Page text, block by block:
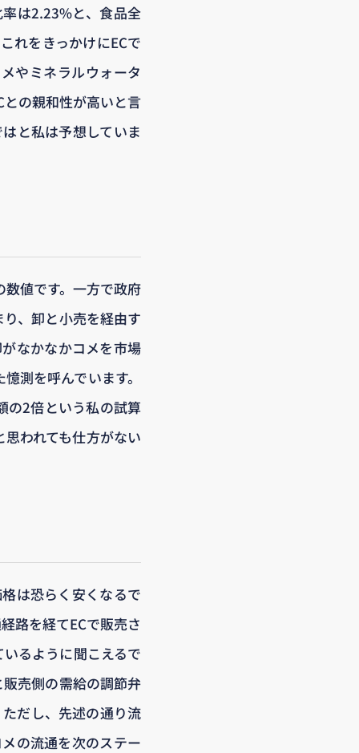
は2.23%と、食品全
れをきっかけにECで
やミネラルウォータ
の親和性が高いと言
と私は予想していま
値です。一方で政府
、卸と小売を経由す
なかなかコメを市場
測を呼んでいます。
の2倍という私の試算
われても仕方がない
は恐らく安くなるで
路を経てECで販売さ
るように聞こえるで
売側の需給の調節弁
だし、先述の通り流
の流通を次のステー